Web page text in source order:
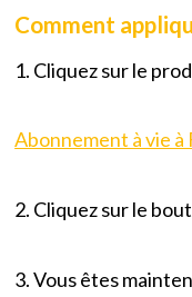
Comment
1. Cliquez sur le
Abonnement à vie
2. Cliquez sur le
3. Vous êtes